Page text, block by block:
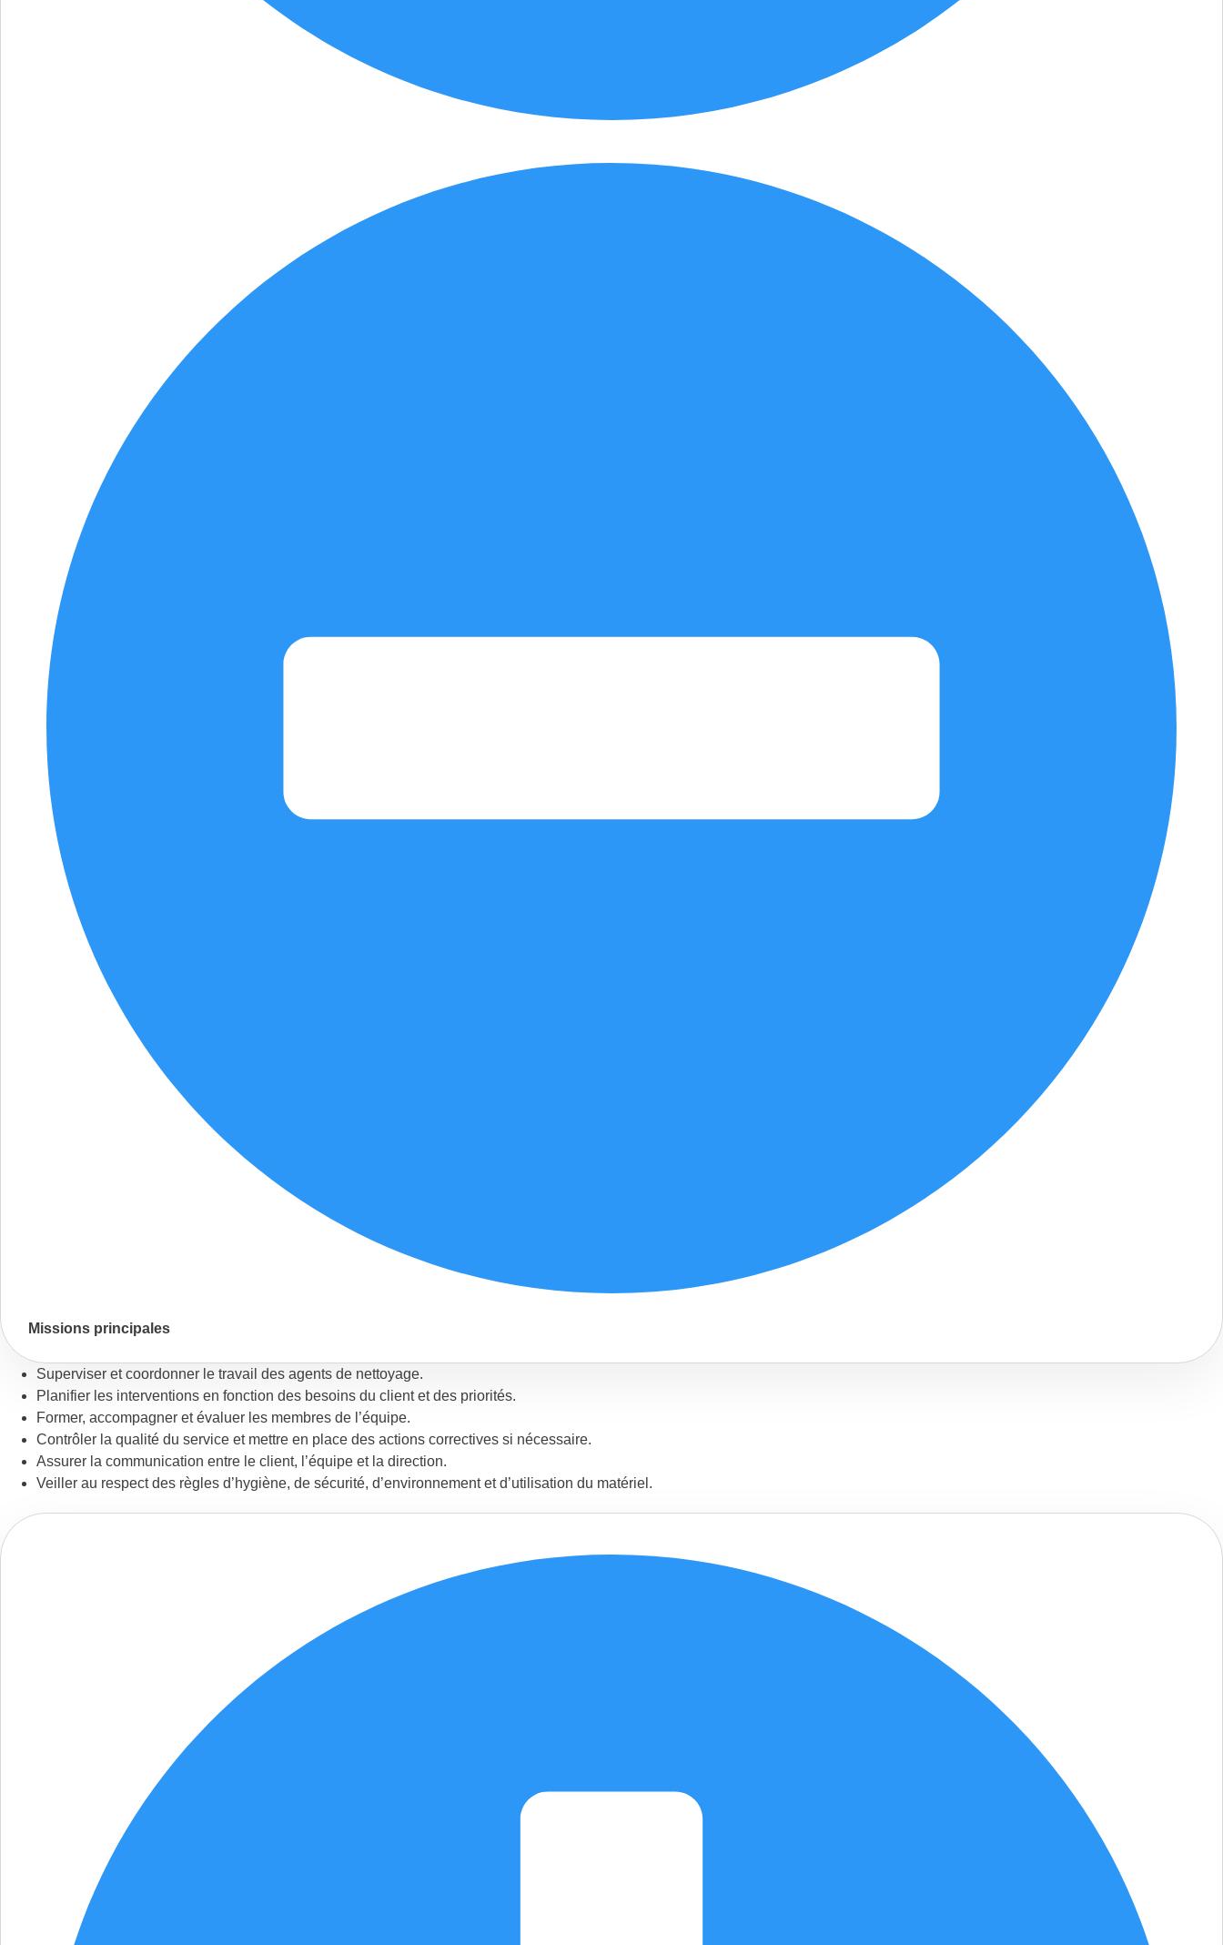
Missions principales
Superviser et coordonner le travail des agents de nettoyage.
Planifier les interventions en fonction des besoins du client et des priorités.
Former, accompagner et évaluer les membres de l’équipe.
Contrôler la qualité du service et mettre en place des actions correctives si nécessaire.
Assurer la communication entre le client, l’équipe et la direction.
Veiller au respect des règles d’hygiène, de sécurité, d’environnement et d’utilisation du matériel.